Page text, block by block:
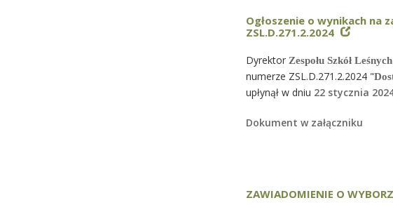
Ogłoszenie o wynikach
ZSL.D.271.2.2024
Dyrektor Zespołu Szkół
numerze ZSL.D.271.2.2024 "
upłynął w dniu 22 stycznia
Dokument w załączniku
ZAWIADOMIENIE O